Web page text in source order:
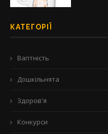
КАТЕГОРІЇ
Вагітність
Дошкільнята
Здоров'я
Конкурси